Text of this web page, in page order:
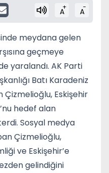
A+ A-
meydana gelen
geçmeye
yaralandı. AK Parti
Batı Karadeniz
Eskişehir
hedef alan
Sosyal medya
Çizmelioğlu,
ve Eskişehir’e
gelindiğini